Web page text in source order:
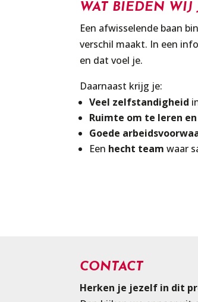
WAT BIEDEN WIJ
Een afwisselende baan
verschil maakt. In een
en dat voel je.
Daarnaast krijg je:
Veel zelfstandigheid
Ruimte om te leren
Goede
Een hecht team waar
CONTACT
Herken je jezelf in dit